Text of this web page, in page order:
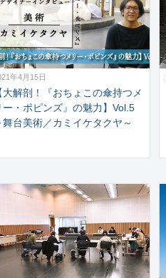
年4月15日
大解剖！『おちょこの傘持つメ
ー・ポピンズ』の魅力】Vol.5
舞台美術／カミイケタクヤ～